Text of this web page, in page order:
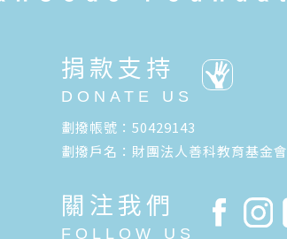
捐款支持
DONATE US
劃撥帳號：50429143
劃撥戶名：財團法人善科教育基金會
關注我們
FOLLOW US